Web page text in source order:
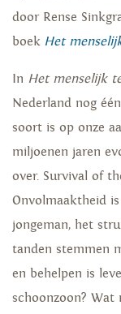
door Rense
boek Het
In Het menselijk
Nederland nog
soort is op onze
miljoenen jaren
over. Survival of
Onvolmaaktheid
jongeman, het
tanden stemmen
en behelpen is
schoonzoon?